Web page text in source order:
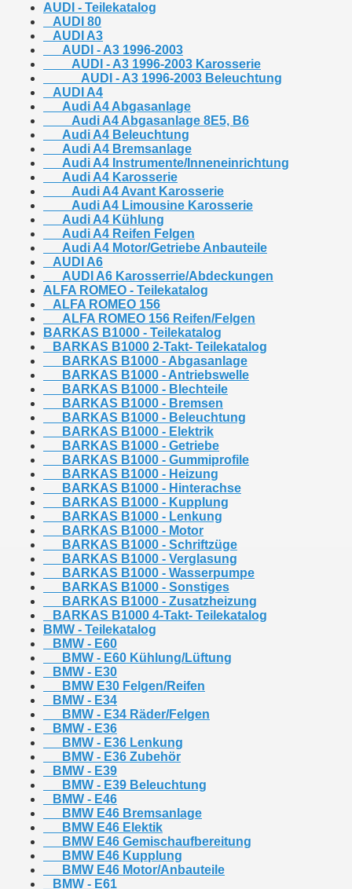
AUDI - Teilekatalog
AUDI 80
AUDI A3
AUDI - A3 1996-2003
AUDI - A3 1996-2003 Karosserie
AUDI - A3 1996-2003 Beleuchtung
AUDI A4
Audi A4 Abgasanlage
Audi A4 Abgasanlage 8E5, B6
Audi A4 Beleuchtung
Audi A4 Bremsanlage
Audi A4 Instrumente/Inneneinrichtung
Audi A4 Karosserie
Audi A4 Avant Karosserie
Audi A4 Limousine Karosserie
Audi A4 Kühlung
Audi A4 Reifen Felgen
Audi A4 Motor/Getriebe Anbauteile
AUDI A6
AUDI A6 Karosserrie/Abdeckungen
ALFA ROMEO - Teilekatalog
ALFA ROMEO 156
ALFA ROMEO 156 Reifen/Felgen
BARKAS B1000 - Teilekatalog
BARKAS B1000 2-Takt- Teilekatalog
BARKAS B1000 - Abgasanlage
BARKAS B1000 - Antriebswelle
BARKAS B1000 - Blechteile
BARKAS B1000 - Bremsen
BARKAS B1000 - Beleuchtung
BARKAS B1000 - Elektrik
BARKAS B1000 - Getriebe
BARKAS B1000 - Gummiprofile
BARKAS B1000 - Heizung
BARKAS B1000 - Hinterachse
BARKAS B1000 - Kupplung
BARKAS B1000 - Lenkung
BARKAS B1000 - Motor
BARKAS B1000 - Schriftzüge
BARKAS B1000 - Verglasung
BARKAS B1000 - Wasserpumpe
BARKAS B1000 - Sonstiges
BARKAS B1000 - Zusatzheizung
BARKAS B1000 4-Takt- Teilekatalog
BMW - Teilekatalog
BMW - E60
BMW - E60 Kühlung/Lüftung
BMW - E30
BMW E30 Felgen/Reifen
BMW - E34
BMW - E34 Räder/Felgen
BMW - E36
BMW - E36 Lenkung
BMW - E36 Zubehör
BMW - E39
BMW - E39 Beleuchtung
BMW - E46
BMW E46 Bremsanlage
BMW E46 Elektik
BMW E46 Gemischaufbereitung
BMW E46 Kupplung
BMW E46 Motor/Anbauteile
BMW - E61